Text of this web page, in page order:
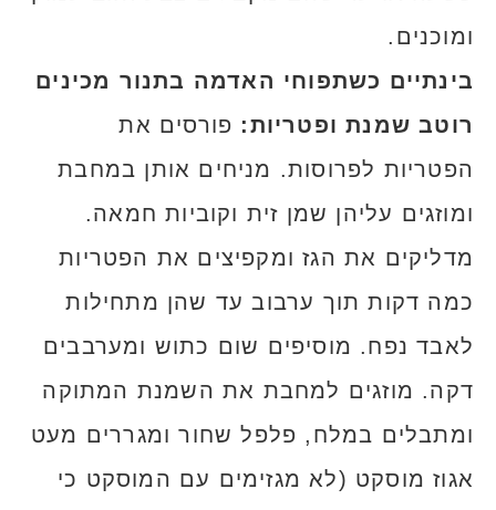
ומוכנים.
בינתיים כשתפוחי האדמה בתנור מכינים
רוטב שמנת ופטריות: פורסים את
הפטריות לפרוסות. מניחים אותן במחבת
ומוזגים עליהן שמן זית וקוביות חמאה.
מדליקים את הגז ומקפיצים את הפטריות
כמה דקות תוך ערבוב עד שהן מתחילות
לאבד נפח. מוסיפים שום כתוש ומערבבים
דקה. מוזגים למחבת את השמנת המתוקה
ומתבלים במלח, פלפל שחור ומגררים מעט
אגוז מוסקט (לא מגזימים עם המוסקט כי